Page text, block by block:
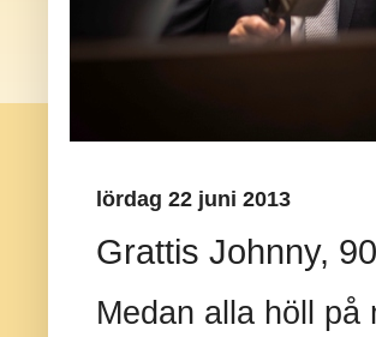
lördag 22 juni 2013
Grattis Johnny,
Medan alla höll på